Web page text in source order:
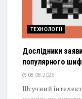
ТЕХНОЛОГІЇ
Дослідники
популярного
08.08.2026
Штучний